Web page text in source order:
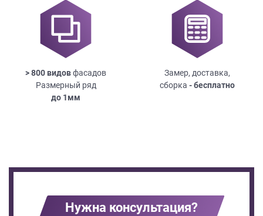
> 800 видовфасадов
Размерный ряд
до 1мм
Замер, доставка,
сборка - бесплатно
Нужна консультация?